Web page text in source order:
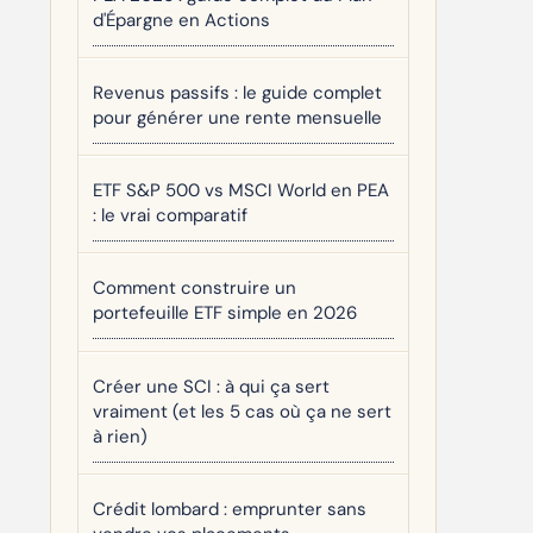
d'Épargne en Actions
Revenus passifs : le guide complet
pour générer une rente mensuelle
ETF S&P 500 vs MSCI World en PEA
: le vrai comparatif
Comment construire un
portefeuille ETF simple en 2026
Créer une SCI : à qui ça sert
vraiment (et les 5 cas où ça ne sert
à rien)
Crédit lombard : emprunter sans